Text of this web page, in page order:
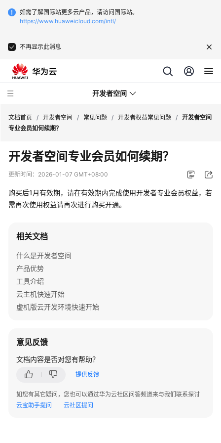
如需了解国际站更多云产品，请访问国际站。
https://www.huaweicloud.com/intl/
不再显示此消息
开发者空间
开
发
指
常
题
高
频
常
见
问
开
发
环
境
常
见
问
文档首页 / 开发者空间 / 常见问题 / 开发者权益常见问题 / 开发者空间
专业会员如何续期？
开发者空间专业会员如何续期？
更新时间： 2026-01-07 GMT+08:00
购买后1 月有效期，请在有效期内完成使用开发者专业会员权益，若
需再次使用权益请再次进行购买开通。
相关文档
什么是开发者空间
产品优势
工具介绍
云主机快速开始
虚机版云开发环境快速开始
意见反馈
文档内容是否对您有帮助？
提供反馈
如您有其它疑问，您也可以通过华为云社区问答频道来与我们联系探讨
云宝助手提问
云社区提问